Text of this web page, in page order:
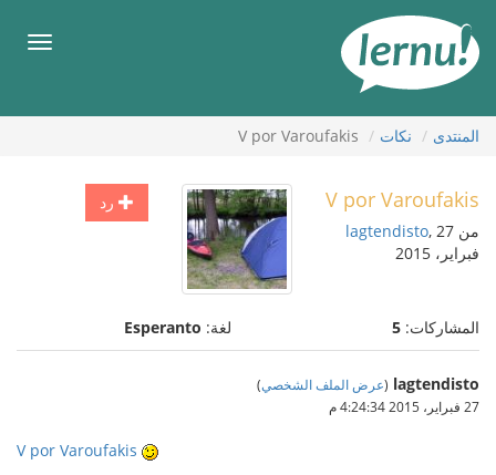
المحتويات
قائمة
المنتدى نكات V por Varoufakis
رد V por Varoufakis
من lagtendisto, 27
فبراير، 2015
المشاركات: 5 لغة: Esperanto
lagtendisto
(عرض الملف الشخصي)
27 فبراير، 2015 4:24:34 م
V por Varoufakis